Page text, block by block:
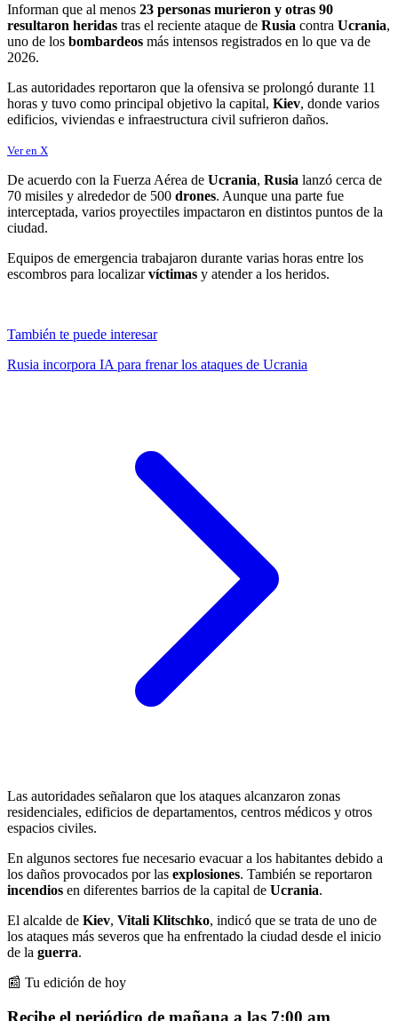
Informan que al menos 23 personas murieron y otras 90
resultaron heridas tras el reciente ataque de Rusia contra Ucrania,
uno de los bombardeos más intensos registrados en lo que va de
2026.
Las autoridades reportaron que la ofensiva se prolongó durante 11
horas y tuvo como principal objetivo la capital, Kiev, donde varios
edificios, viviendas e infraestructura civil sufrieron daños.
Ver en X
De acuerdo con la Fuerza Aérea de Ucrania, Rusia lanzó cerca de
70 misiles y alrededor de 500 drones. Aunque una parte fue
interceptada, varios proyectiles impactaron en distintos puntos de la
ciudad.
Equipos de emergencia trabajaron durante varias horas entre los
escombros para localizarvíctimas y atender a los heridos.
También te puede interesar
Rusia incorpora IA para frenar los ataques de Ucrania
Las autoridades señalaron que los ataques alcanzaron zonas
residenciales, edificios de departamentos, centros médicos y otros
espacios civiles.
En algunos sectores fue necesario evacuar a los habitantes debido a
los daños provocados por las explosiones. También se reportaron
incendios en diferentes barrios de la capital de Ucrania.
El alcalde de Kiev, Vitali Klitschko, indicó que se trata de uno de
los ataques más severos que ha enfrentado la ciudad desde el inicio
de la guerra.
📰 Tu edición de hoy
Recibe el periódico de mañana a las 7:00 am